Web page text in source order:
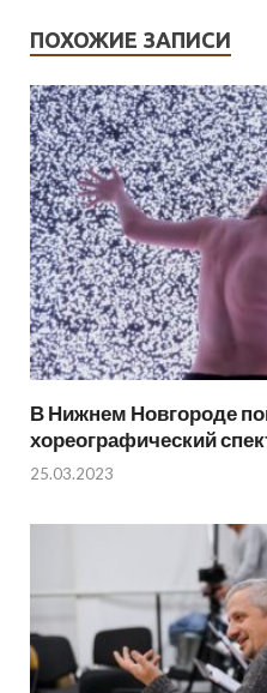
ПОХОЖИЕ ЗАПИСИ
В Нижнем Новгороде
хореографический
25.03.2023